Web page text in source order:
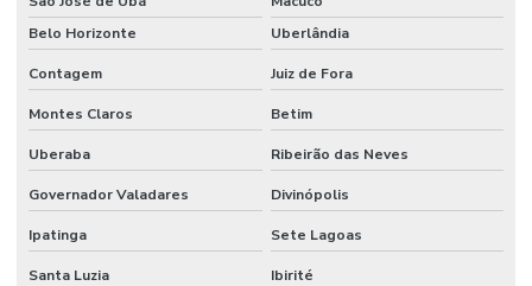
Fabricante de solidificador de resíduos líquidos do rss
Fabricante de solidificador de rss
hospitalar
Fabricante de solidificadores de resíduos para o segmento
Frasco de aspiração
Belo Horizonte
Uberlândia
Contagem Juiz de Fora
Montes Claros Betim
Uberaba Ribeirão das Neves
Governador Valadares Divinópolis
Ipatinga Sete Lagoas
Santa Luzia Ibirité